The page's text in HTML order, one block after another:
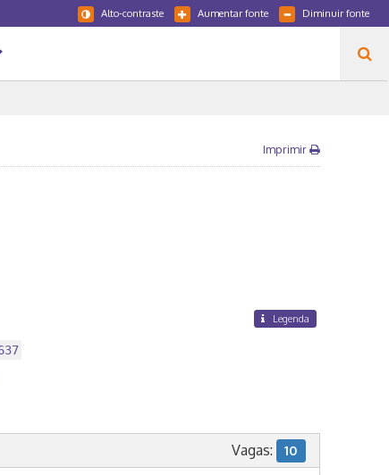
Diminuir fonte
Aumentar fonte
Alto-contraste
Imprimir
Legenda
Vagas: 10